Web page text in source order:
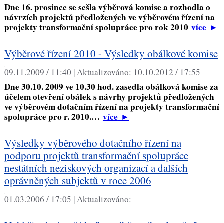
Dne 16. prosince se sešla výběrová komise a rozhodla o
návrzích projektů předložených ve výběrovém řízení na
projekty transformační spolupráce pro rok 2010 více►
Výběrové řízení 2010 - Výsledky obálkové komise
,
09.11.2009 / 11:40 |Aktualizováno: 10.10.2012 / 17:55
Dne 30.10. 2009 ve 10.30 hod. zasedla obálková komise za
účelem otevření obálek s návrhy projektů předložených
ve výběrovém dotačním řízení na projekty transformační
spolupráce pro r. 2010.… více►
Výsledky výběrového dotačního řízení na
podporu projektů transformační spolupráce
nestátních neziskových organizací a dalších
oprávněných subjektů v roce 2006
,
01.03.2006 / 17:05 |Aktualizováno: